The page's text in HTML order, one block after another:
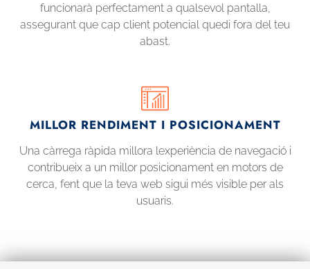
funcionarà perfectament a qualsevol pantalla,
assegurant que cap client potencial quedi fora del teu
abast.
MILLOR RENDIMENT I POSICIONAMENT
Una càrrega ràpida millora lexperiència de navegació i
contribueix a un millor posicionament en motors de
cerca, fent que la teva web sigui més visible per als
usuaris.